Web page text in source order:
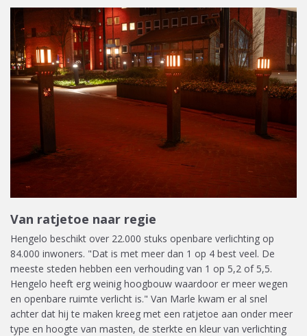
Van ratjetoe naar regie
Hengelo beschikt over 22.000 stuks openbare verlichting op
84.000 inwoners. "Dat is met meer dan 1 op 4 best veel. De
meeste steden hebben een verhouding van 1 op 5,2 of 5,5.
Hengelo heeft erg weinig hoogbouw waardoor er meer wegen
en openbare ruimte verlicht is." Van Marle kwam er al snel
achter dat hij te maken kreeg met een ratjetoe aan onder meer
type en hoogte van masten, de sterkte en kleur van verlichting